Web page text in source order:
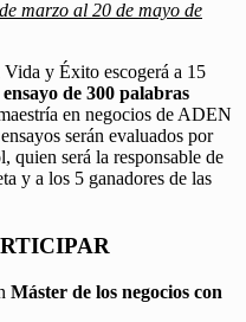
marzo al 20 de mayo de
y Éxito escogerá a 15
ensayo de 300 palabras
en negocios de ADEN
serán evaluados por
quien será la responsable de
y a los 5 ganadores de las
Máster de los negocios con